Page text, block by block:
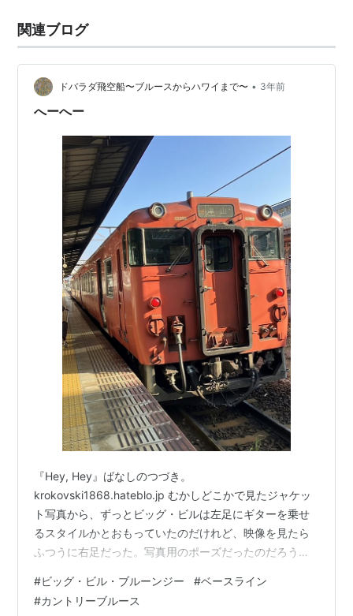
関連ブログ
ドバラダ飛空船〜ブルースからハワイまで〜 • 3年前
へーへー
『Hey, Hey』ばなしのつづき。
krokovski1868.hateblo.jp むかしどこかで見たジャケッ
ト写真から、ずっとビッグ・ビルは左足にギターを乗せ
るスタイルかとおもっていたのだけれど、映像を見たら
ふつうに右足だった。写真用のポーズだったのだろう
シューズだとおもうが、ちょっとはっきりしない。タッ
プシューズだとしたら、テンポがはやいので、つま先と
#ビッグ・ビル・ブルーンジー #ベースライン
#カントリーブルース